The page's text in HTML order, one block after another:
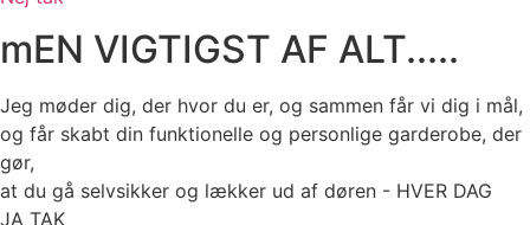
mEN VIGTIGST AF ALT.....
Jeg møder dig, der hvor du er, og sammen får vi dig i mål,
og får skabt din funktionelle og personlige garderobe, der
gør,
at du gå selvsikker og lækker ud af døren - HVER DAG
JA TAK